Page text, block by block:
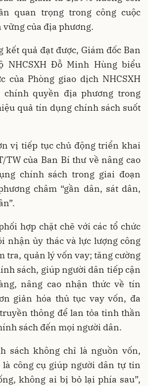
quan trọng trong công cuộc
vững của địa phương.
kết quả đạt được, Giám đốc Ban
NHCSXH Đỗ Minh Hùng biểu
của Phòng giao dịch NHCSXH
chính quyền địa phương trong
quả tín dụng chính sách suốt
vị tiếp tục chủ động triển khai
TW của Ban Bí thư về nâng cao
chính sách trong giai đoạn
châm “gần dân, sát dân,
hợp chặt chẽ với các tổ chức
nhận ủy thác và lực lượng công
tra, quản lý vốn vay; tăng cường
sách, giúp người dân tiếp cận
nâng cao nhận thức về tín
giản hóa thủ tục vay vốn, đa
thông để lan tỏa tinh thần
sách đến mọi người dân.
sách không chỉ là nguồn vốn,
công cụ giúp người dân tự tin
không ai bị bỏ lại phía sau”,